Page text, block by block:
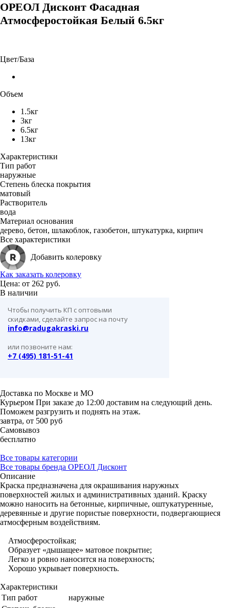
ОРЕОЛ Дисконт Фасадная
Атмосферостойкая Белый 6.5кг
Цвет/База
Объем
1.5кг
3кг
6.5кг
13кг
Характеристики
Тип работ
наружные
Степень блеска покрытия
матовый
Растворитель
вода
Материал основания
дерево, бетон, шлакоблок, газобетон, штукатурка, кирпич
Все характеристики
Добавить колеровку
Как заказать колеровку
Цена: от 262 руб.
В наличии
Чтобы получить КП с оптовыми
скидками, сделайте запрос на почту
info@radugakraski.ru
или позвоните нам:
+7 (495) 181-51-41
Доставка по Москве и МО
Курьером При заказе до 12:00 доставим на следующий день.
Поможем разгрузить и поднять на этаж.
завтра, от 500 руб
Самовывоз
бесплатно
Все товары категории
Все товары бренда ОРЕОЛ Дисконт
Описание
Краска предназначена для окрашивания наружных
поверхностей жилых и административных зданий. Краску
можно наносить на бетонные, кирпичные, оштукатуренные,
деревянные и другие пористые поверхности, подвергающиеся
атмосферным воздействиям.
Атмосферостойкая;
Образует «дышащее» матовое покрытие;
Легко и ровно наносится на поверхность;
Хорошо укрывает поверхность.
Характеристики
Тип работ
наружные